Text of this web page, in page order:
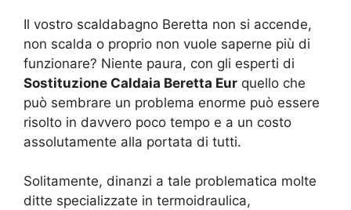
Il vostro scaldabagno Beretta non si accende,
non scalda o proprio non vuole saperne più di
funzionare? Niente paura, con gli esperti di
Sostituzione Caldaia Beretta Eur quello che
può sembrare un problema enorme può essere
risolto in davvero poco tempo e a un costo
assolutamente alla portata di tutti.
Solitamente, dinanzi a tale problematica molte
ditte specializzate in termoidraulica,